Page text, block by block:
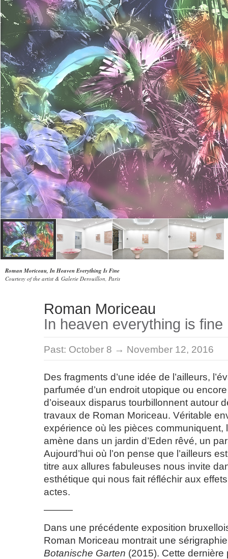
Roman Moriceau, In Heaven Everything Is Fine
Courtesy of the artist & Galerie Derouillon, Paris
Roman Moriceau
In heaven everything is fine
Past: October 8 → November 12, 2016
Des fragments d’une idée de l’ailleurs,
parfumée d’un endroit utopique ou
d’oiseaux disparus tourbillonnent autour
travaux de Roman Moriceau. Véritable
expérience où les pièces communiquent,
amène dans un jardin d’Eden rêvé, un
Aujourd’hui où l’on pense que l’ailleurs
titre aux allures fabuleuses nous invite
esthétique qui nous fait réfléchir aux
actes.
———
Dans une précédente exposition
Roman Moriceau montrait une
Botanische Garten (2015). Cette